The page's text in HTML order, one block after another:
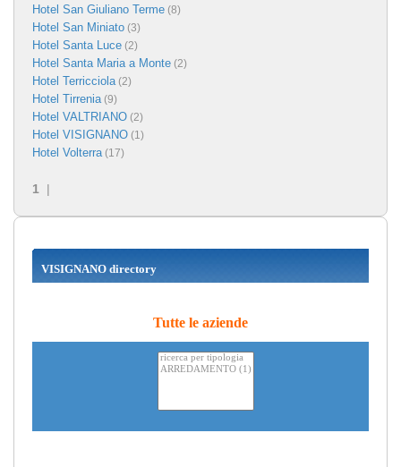
Hotel San Giuliano Terme (8)
Hotel San Miniato (3)
Hotel Santa Luce (2)
Hotel Santa Maria a Monte (2)
Hotel Terricciola(2)
Hotel Tirrenia(9)
Hotel VALTRIANO (2)
Hotel VISIGNANO (1)
Hotel Volterra(17)
1 |
VISIGNANO directory
Tutte le aziende